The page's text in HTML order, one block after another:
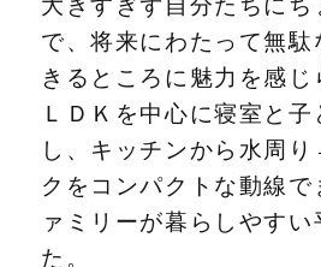
大きすぎず自分たちにち
で、将来にわたって無
きるところに魅力を感じ
ＬＤＫを中心に寝室と
し、キッチンから水周
クをコンパクトな動線で
ァミリーが暮らしやすい
た。